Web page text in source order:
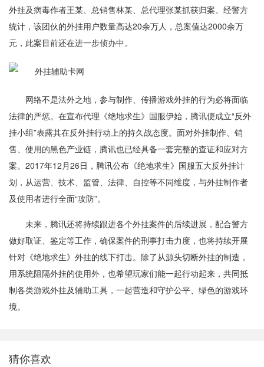
外挂及病毒作者王某、总销售林某、总代理张某抓获归案。经警方
统计，该团伙的外挂用户数量高达20余万人，总案值达2000余万
元，此案目前还在进一步侦办中。
网络不是法外之地，参与制作、传播游戏外挂的行为必将面临
法律的严惩。在宣布代理《绝地求生》国服伊始，腾讯便成立“反外
挂小组”表露其在反外挂行动上的持久战态度。面对外挂制作、销
售、使用的黑色产业链，腾讯也已经具备一套完整的查证和应对方
案。2017年12月26日，腾讯公布《绝地求生》国服五大反外挂计
划，从运营、技术、监管、法律、自控等不同维度，与外挂制作者
及使用者进行全面“攻防”。
未来，腾讯还将持续跟进各个外挂案件的后续进展，配合警方
做好取证、鉴定等工作，确保案件的刑事打击力度，也将持续开展
针对《绝地求生》外挂的线下打击。除了从源头切断外挂的制造，
用系统阻隔外挂的使用外，也希望玩家们能一起行动起来，共同抵
制各类游戏外挂及辅助工具，一起营造和守护公平、绿色的游戏环
境。
猜你喜欢